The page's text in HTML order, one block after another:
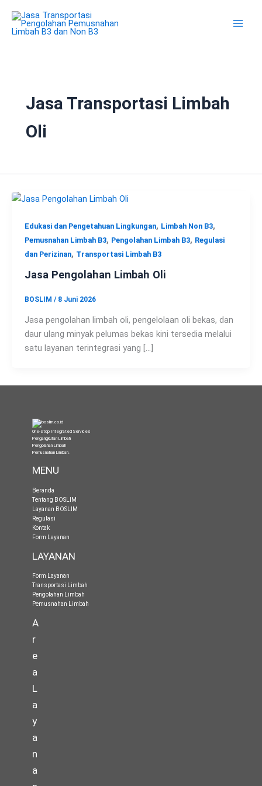
konten
Jasa Transportasi Limbah
Oli
Edukasi dan Pengetahuan Lingkungan, Limbah Non B3,
Pemusnahan Limbah B3, Pengolahan Limbah B3, Regulasi
dan Perizinan, Transportasi Limbah B3
Jasa Pengolahan Limbah Oli
BOSLIM / 8 Juni 2026
Jasa pengolahan limbah oli, pengelolaan oli bekas, dan
daur ulang minyak pelumas bekas kini tersedia melalui
satu layanan terintegrasi yang […]
One-stop Integrated Services
Pengangkutan Limbah
Pengolahan Limbah
Pemusnahan Limbah.
MENU
Beranda
Tentang BOSLIM
Layanan BOSLIM
Regulasi
Kontak
Form Layanan
LAYANAN
Form Layanan
Transportasi Limbah
Pengolahan Limbah
Pemusnahan Limbah
A
r
e
a
L
a
y
a
n
a